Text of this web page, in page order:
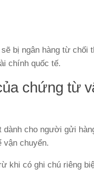
sẽ bị ngân hàng từ chối
chính quốc tế.
chứng từ
cho người gửi
vận chuyển.
khi có ghi chú riêng